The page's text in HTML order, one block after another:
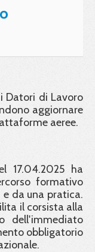
Datori di Lavoro
aggiornare
aeree.
17.04.2025 ha
formativo
da una pratica.
il corsista alla
dell'immediato
obbligatorio